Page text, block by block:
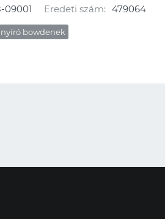
09001 Eredeti szám: 479064
bowdenek